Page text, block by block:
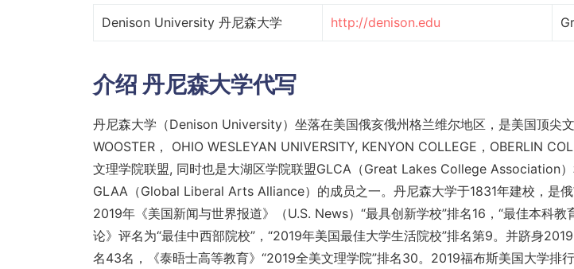
Denison University 丹尼森大学 http://denison.edu
介绍 丹尼森大学代写
丹尼森大学（Denison University）坐落在美国俄亥俄州格兰维尔地区，是美国顶尖
WOOSTER， OHIO WESLEYAN UNIVERSITY, KENYON COLLEGE，OBERLIN
文理学院联盟, 同时也是大湖区学院联盟GLCA（Great Lakes College Association
GLAA（Global Liberal Arts Alliance）的成员之一。丹尼森大学于1831年建校，是俄
2019年《美国新闻与世界报道》（U.S. News）“最具创新学校”排名16，“最佳本科
论》评名为“最佳中西部院校”，“2019年美国最佳大学生活院校”排名第9。并跻身
名43名，《泰晤士高等教育》“2019全美文理学院”排名30。2019福布斯美国大学排行